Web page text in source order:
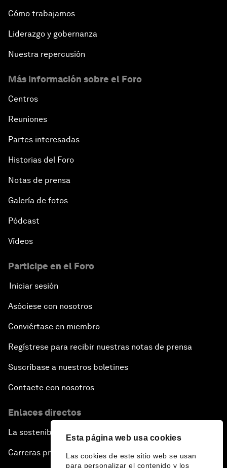
Esta página web usa cookies
Las cookies de este sitio web se usan
para personalizar el contenido y los
Cómo trabajamos
Liderazgo y gobernanza
Nuestra repercusión
Más información sobre el Foro
Centros
Reuniones
Partes interesadas
Historias del Foro
Notas de prensa
Galería de fotos
Pódcast
Vídeos
Participe en el Foro
Iniciar sesión
Asóciese con nosotros
Conviértase en miembro
Regístrese para recibir nuestras notas de prensa
Suscríbase a nuestros boletines
Contacte con nosotros
Enlaces directos
La sostenibilidad en el Foro
Carreras profesionales